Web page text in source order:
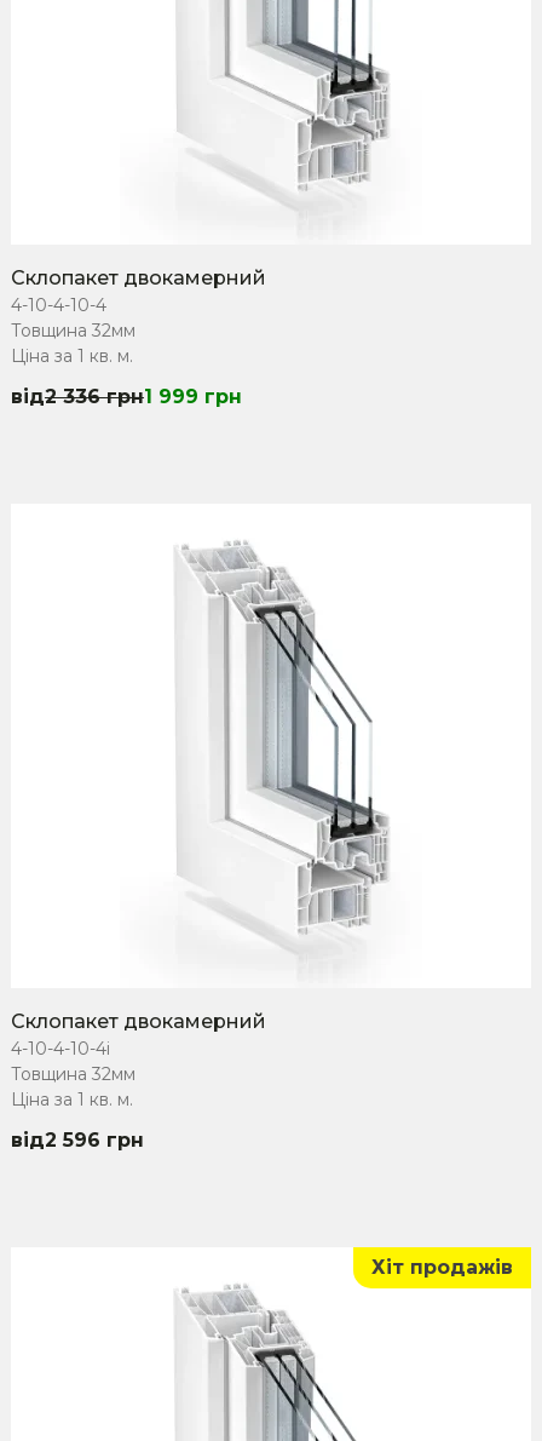
Склопакет двокамерний
4-10-4-10-4
Товщина 32мм
Ціна за 1 кв. м.
2 336грн
Original
1 999 грн
Current
Склопакет двокамерний
4-10-4-10-4i
Товщина 32мм
Ціна за 1 кв. м.
2 596 грн
Хіт продажів